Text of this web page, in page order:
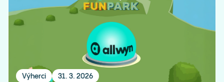
Výherci 31. 3. 2026